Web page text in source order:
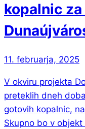
kopalnic
11. februarja, 2025
V okviru projekta
preteklih dneh
gotovih kopalnic,
Skupno bo v